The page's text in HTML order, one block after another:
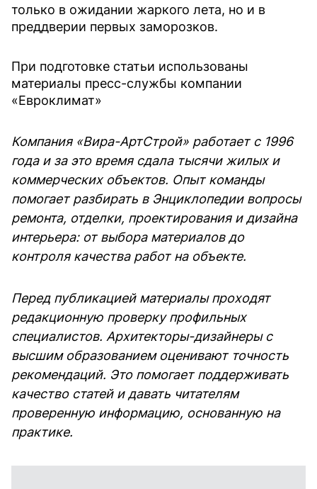
только в ожидании жаркого лета, но и в
преддверии первых заморозков.
При подготовке статьи использованы
материалы пресс-службы компании
«Евроклимат»
Компания «Вира-АртСтрой» работает с 1996
года и за это время сдала тысячи жилых и
коммерческих объектов. Опыт команды
помогает разбирать в Энциклопедии вопросы
ремонта, отделки, проектирования и дизайна
интерьера: от выбора материалов до
контроля качества работ на объекте.
Перед публикацией материалы проходят
редакционную проверку профильных
специалистов. Архитекторы-дизайнеры с
высшим образованием оценивают точность
рекомендаций. Это помогает поддерживать
качество статей и давать читателям
проверенную информацию, основанную на
практике.